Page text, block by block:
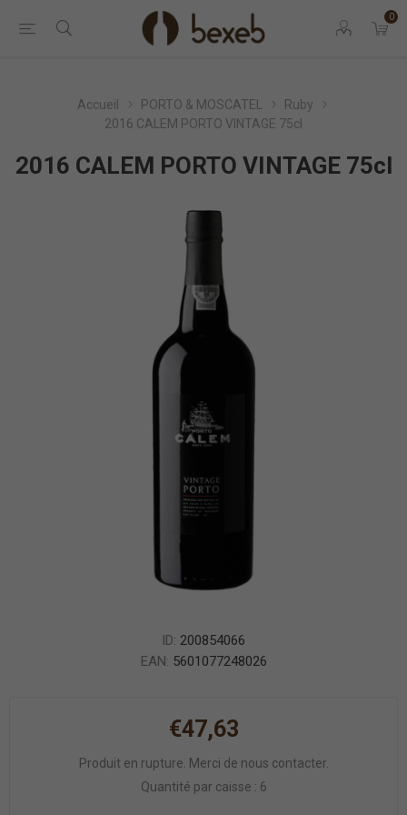
0
Accueil PORTO & MOSCATEL
Ruby
2016 CALEM PORTO VINTAGE 75cl
2016 CALEM PORTO VINTAGE 75cl
ID: 200854066
EAN: 5601077248026
€47,63
Produit en rupture. Merci de nous contacter.
Quantité par caisse : 6